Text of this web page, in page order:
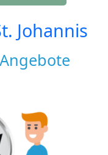
Johannis